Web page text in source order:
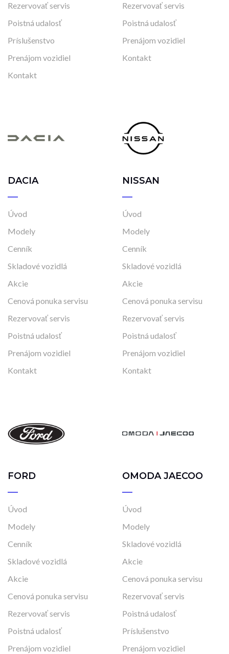
Rezervovať servis
Poistná udalosť
Príslušenstvo
Prenájom vozidiel
Kontakt
Rezervovať servis
Poistná udalosť
Prenájom vozidiel
Kontakt
DACIA
Úvod
Modely
Cenník
Skladové vozidlá
Akcie
Cenová ponuka servisu
Rezervovať servis
Poistná udalosť
Prenájom vozidiel
Kontakt
NISSAN
Úvod
Modely
Cenník
Skladové vozidlá
Akcie
Cenová ponuka servisu
Rezervovať servis
Poistná udalosť
Prenájom vozidiel
Kontakt
FORD
Úvod
Modely
Cenník
Skladové vozidlá
Akcie
Cenová ponuka servisu
Rezervovať servis
Poistná udalosť
Prenájom vozidiel
OMODA JAECOO
Úvod
Modely
Skladové vozidlá
Akcie
Cenová ponuka servisu
Rezervovať servis
Poistná udalosť
Príslušenstvo
Prenájom vozidiel